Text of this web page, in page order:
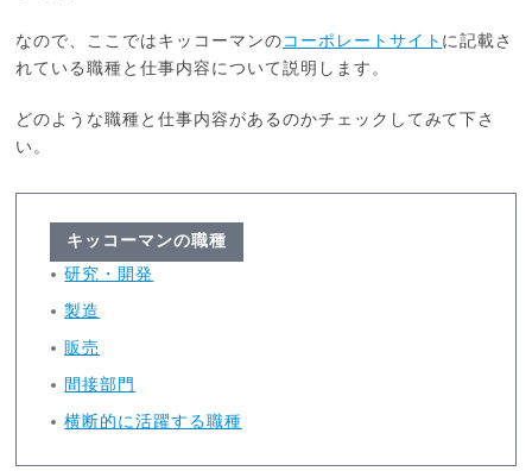
なので、ここではキッコーマンの コーポレートサイト に記載さ
れている職種と仕事内容について説明します。
どのような職種と仕事内容があるのかチェックしてみて下さ
い。
キッコーマンの職種
研究・開発
製造
販売
間接部門
横断的に活躍する職種